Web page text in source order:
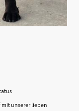
mit unserer lieben